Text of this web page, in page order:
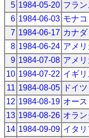
5 1984-05-20 フラン
6 1984-06-03 モナコ
7 1984-06-17 カナダ
8 1984-06-24 アメリ
9 1984-07-08 アメリ
10 1984-07-22 イギリ
11 1984-08-05 ドイツ
12 1984-08-19 オー
13 1984-08-26 オラ
14 1984-09-09 イタリ